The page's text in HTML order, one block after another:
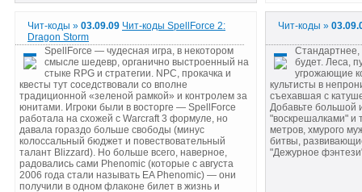
Чит-коды » 03.09.09 Чит-коды SpellForce 2:
Dragon Storm
SpellForce — чудесная игра, в некотором
смысле шедевр, органично выстроенный на
стыке RPG и стратегии. NPC, прокачка и
квесты тут соседствовали со вполне
традиционной «зеленой рамкой» и контролем за
юнитами. Игроки были в восторге — SpellForce
работала на схожей с Warcraft 3 формуле, но
давала гораздо больше свободы (минус
колоссальный бюджет и повествовательный
талант Blizzard). Но больше всего, наверное,
радовались сами Phenomic (которые с августа
2006 года стали называть EA Phenomic) — они
получили в одном флаконе билет в жизнь и
Чит-коды »
Стандартнее,
будет. Леса,
угрожающие
культисты в
съехавшая с
Добавьте большой
"воскрешалками" и
метров, хмурого
битвы,
"Дежурное